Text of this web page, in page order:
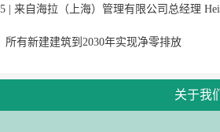
| 来自海拉（上海）管理有限公司总经理
所有新建建筑到2030年实现净零排放
关于我们